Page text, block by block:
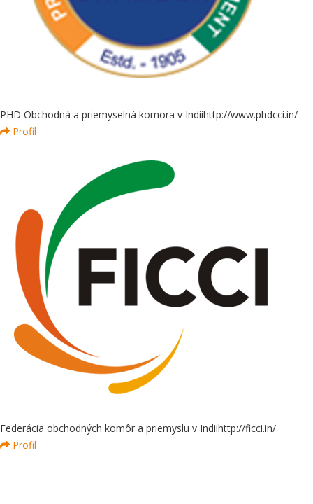
PHD Obchodná a priemyselná komora v Indiihttp://www.phdcci.in/
Profil
Federácia obchodných komôr a priemyslu v Indiihttp://ficci.in/
Profil